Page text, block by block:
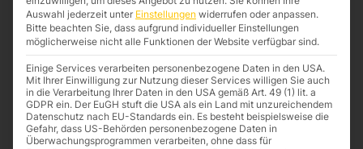
Auswahl jederzeit unter Einstellungen widerrufen oder anpassen.
Bitte beachten Sie, dass aufgrund individueller Einstellungen
möglicherweise nicht alle Funktionen der Website verfügbar sind.
Einige Services verarbeiten personenbezogene Daten in den USA.
Mit Ihrer Einwilligung zur Nutzung dieser Services willigen Sie auch
in die Verarbeitung Ihrer Daten in den USA gemäß Art. 49 (1) lit. a
GDPR ein. Der EuGH stuft die USA als ein Land mit unzureichendem
Datenschutz nach EU-Standards ein. Es besteht beispielsweise die
Gefahr, dass US-Behörden personenbezogene Daten in
Überwachungsprogrammen verarbeiten, ohne dass für